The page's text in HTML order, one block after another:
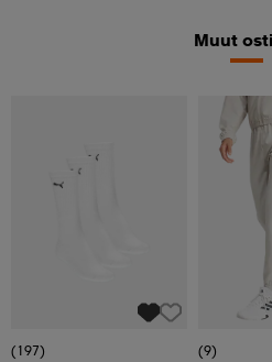
Muut
(197)
(9)